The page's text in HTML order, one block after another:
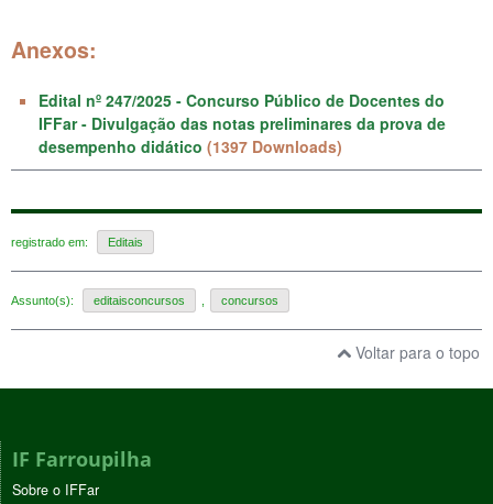
Anexos:
Edital nº 247/2025 - Concurso Público de Docentes do
IFFar - Divulgação das notas preliminares da prova de
desempenho didático (1397 Downloads)
registrado em: Editais
Assunto(s): editaisconcursos concursos
Voltar para o topo
IF Farroupilha
Sobre o IFFar